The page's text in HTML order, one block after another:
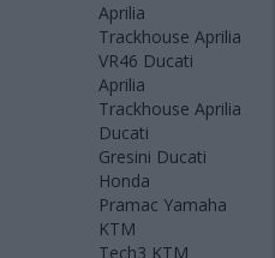
Aprilia
Trackhouse Aprilia
VR46 Ducati
Aprilia
Trackhouse Aprilia
Ducati
Gresini Ducati
Honda
Pramac Yamaha
KTM
Tech3 KTM